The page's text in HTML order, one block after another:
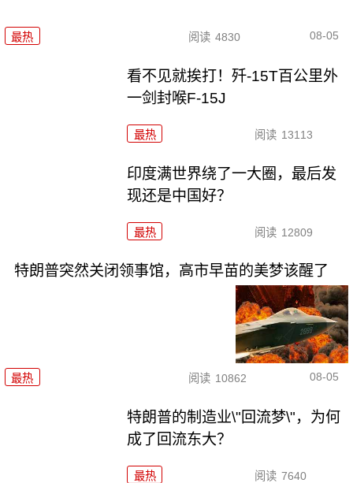
最热 阅读 4830 08-05
看不见就挨打！歼-15T百公里外
一剑封喉F-15J
最热 阅读 13113
印度满世界绕了一大圈，最后发
现还是中国好？
最热 阅读 12809
特朗普突然关闭领事馆，高市早苗的美梦该醒了
最热 阅读 10862 08-05
特朗普的制造业\"回流梦\"，为何
成了回流东大？
最热 阅读 7640